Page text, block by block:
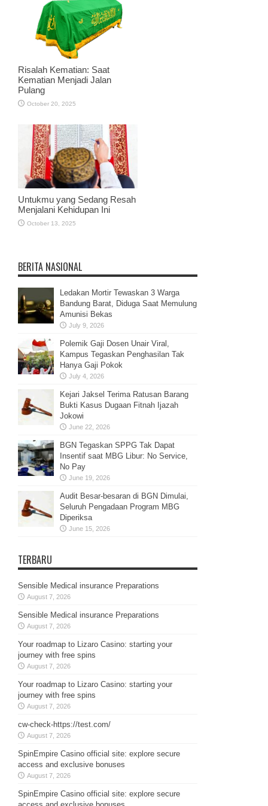
Risalah Kematian: Saat
Kematian Menjadi Jalan
Pulang
October 20, 2025
Untukmu yang Sedang Resah
Menjalani Kehidupan Ini
October 13, 2025
BERITA NASIONAL
Ledakan Mortir Tewaskan 3 Warga
Bandung Barat, Diduga Saat Memulung
Amunisi Bekas
July 9, 2026
Polemik Gaji Dosen Unair Viral,
Kampus Tegaskan Penghasilan Tak
Hanya Gaji Pokok
July 4, 2026
Kejari Jaksel Terima Ratusan Barang
Bukti Kasus Dugaan Fitnah Ijazah
Jokowi
June 22, 2026
BGN Tegaskan SPPG Tak Dapat
Insentif saat MBG Libur: No Service,
No Pay
June 19, 2026
Audit Besar-besaran di BGN Dimulai,
Seluruh Pengadaan Program MBG
Diperiksa
June 15, 2026
TERBARU
Sensible Medical insurance Preparations
August 7, 2026
Sensible Medical insurance Preparations
August 7, 2026
Your roadmap to Lizaro Casino: starting your
journey with free spins
August 7, 2026
Your roadmap to Lizaro Casino: starting your
journey with free spins
August 7, 2026
cw-check-https://test.com/
August 7, 2026
SpinEmpire Casino official site: explore secure
access and exclusive bonuses
August 7, 2026
SpinEmpire Casino official site: explore secure